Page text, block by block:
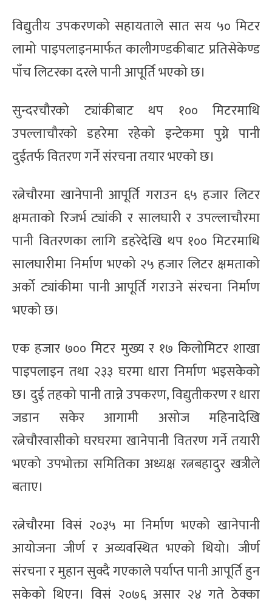
विद्युतीय उपकरणको सहायताले सात सय ५० मिटर
लामो पाइपलाइनमार्फत कालीगण्डकीबाट प्रतिसेकेण्ड
पाँच लिटरका दरले पानी आपूर्ति भएको छ।
सुन्दरचौरको ट्यांकीबाट थप १०० मिटरमाथि
उपल्लाचौरको डहरेमा रहेको इन्टेकमा पुग्ने पानी
दुईतर्फ वितरण गर्ने संरचना तयार भएको छ।
रत्नेचौरमा खानेपानी आपूर्ति गराउन ६५ हजार लिटर
क्षमताको रिजर्भ ट्यांकी र सालघारी र उपल्लाचौरमा
पानी वितरणका लागि डहरेदेखि थप १०० मिटरमाथि
सालघारीमा निर्माण भएको २५ हजार लिटर क्षमताको
अर्को ट्यांकीमा पानी आपूर्ति गराउने संरचना निर्माण
भएको छ।
एक हजार ७०० मिटर मुख्य र १७ किलोमिटर शाखा
पाइपलाइन तथा २३३ घरमा धारा निर्माण भइसकेको
छ। दुई तहको पानी तान्ने उपकरण, विद्युतीकरण र धारा
जडान सकेर आगामी असोज महिनादेखि
रत्नेचौरवासीको घरघरमा खानेपानी वितरण गर्ने तयारी
भएको उपभोक्ता समितिका अध्यक्ष रत्नबहादुर खत्रीले
बताए।
रत्नेचौरमा विसं २०३५ मा निर्माण भएको खानेपानी
आयोजना जीर्ण र अव्यवस्थित भएको थियो। जीर्ण
संरचना र मुहान सुक्दै गएकाले पर्याप्त पानी आपूर्ति हुन
सकेको थिएन। विसं २०७६ असार २४ गते ठेक्का